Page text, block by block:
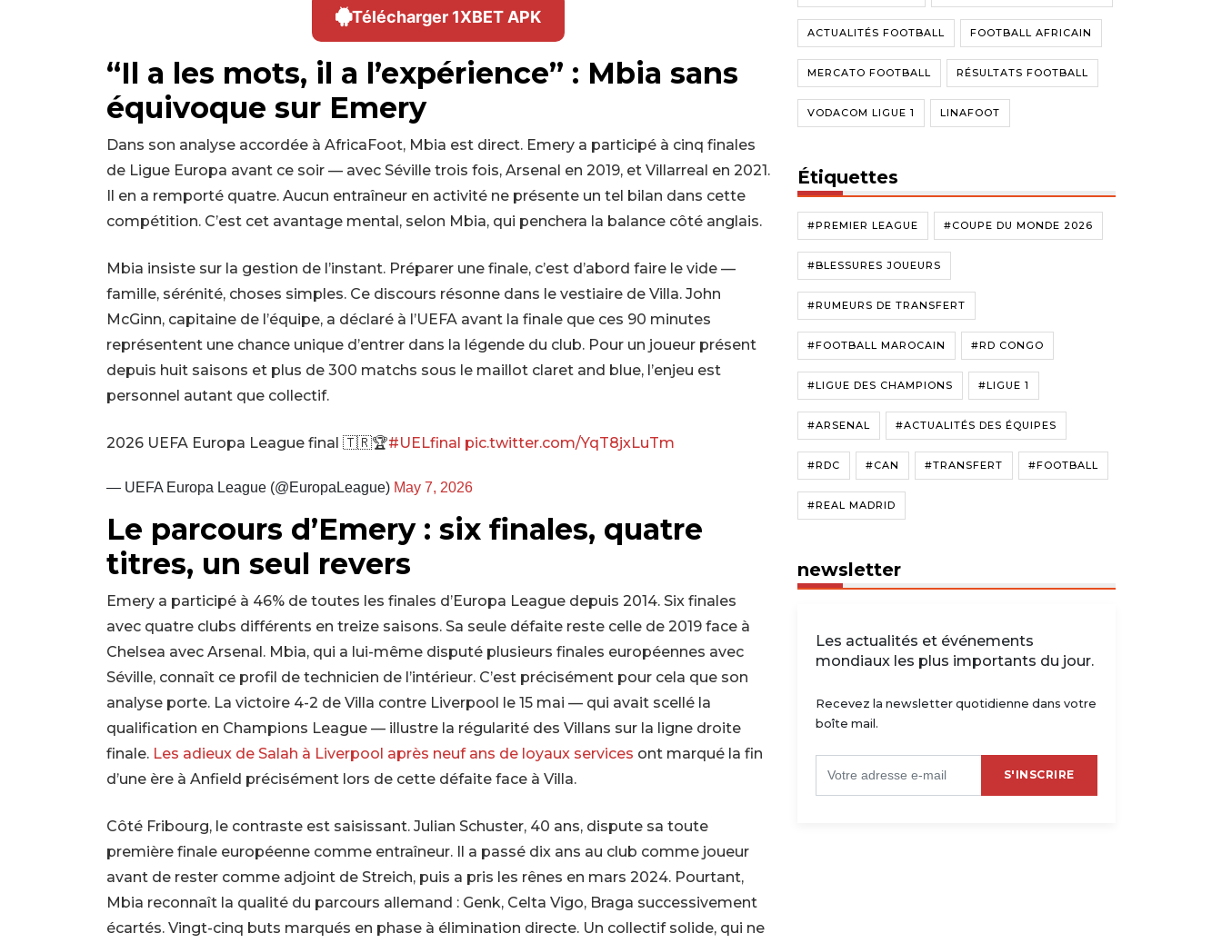
Télécharger 1XBET APK
“Il a les mots, il a l’expérience” : Mbia sans
équivoque sur Emery
Dans son analyse accordée à AfricaFoot, Mbia est direct. Emery a participé à cinq finales
de Ligue Europa avant ce soir — avec Séville trois fois, Arsenal en 2019, et Villarreal en 2021.
Il en a remporté quatre. Aucun entraîneur en activité ne présente un tel bilan dans cette
compétition. C’est cet avantage mental, selon Mbia, qui penchera la balance côté anglais.
Mbia insiste sur la gestion de l’instant. Préparer une finale, c’est d’abord faire le vide —
famille, sérénité, choses simples. Ce discours résonne dans le vestiaire de Villa. John
McGinn, capitaine de l’équipe, a déclaré à l’UEFA avant la finale que ces 90 minutes
représentent une chance unique d’entrer dans la légende du club. Pour un joueur présent
depuis huit saisons et plus de 300 matchs sous le maillot claret and blue, l’enjeu est
personnel autant que collectif.
2026 UEFA Europa League final 🇹🇷🏆#UELfinal pic.twitter.com/YqT8jxLuTm
— UEFA Europa League (@EuropaLeague) May 7, 2026
Le parcours d’Emery : six finales, quatre
titres, un seul revers
Emery a participé à 46% de toutes les finales d’Europa League depuis 2014. Six finales
avec quatre clubs différents en treize saisons. Sa seule défaite reste celle de 2019 face à
Chelsea avec Arsenal. Mbia, qui a lui-même disputé plusieurs finales européennes avec
Séville, connaît ce profil de technicien de l’intérieur. C’est précisément pour cela que son
analyse porte. La victoire 4-2 de Villa contre Liverpool le 15 mai — qui avait scellé la
qualification en Champions League — illustre la régularité des Villans sur la ligne droite
finale. Les adieux de Salah à Liverpool après neuf ans de loyaux services ont marqué la fin
d’une ère à Anfield précisément lors de cette défaite face à Villa.
Côté Fribourg, le contraste est saisissant. Julian Schuster, 40 ans, dispute sa toute
première finale européenne comme entraîneur. Il a passé dix ans au club comme joueur
avant de rester comme adjoint de Streich, puis a pris les rênes en mars 2024. Pourtant,
Mbia reconnaît la qualité du parcours allemand : Genk, Celta Vigo, Braga successivement
écartés. Vingt-cinq buts marqués en phase à élimination directe. Un collectif solide, qui ne
ACTUALITÉS FOOTBALL FOOTBALL AFRICAIN
MERCATO FOOTBALL RÉSULTATS FOOTBALL
VODACOM LIGUE 1 LINAFOOT
Étiquettes
#PREMIER LEAGUE #COUPE DU MONDE 2026
#BLESSURES JOUEURS
#RUMEURS DE TRANSFERT
#FOOTBALL MAROCAIN #RD CONGO
#LIGUE DES CHAMPIONS #LIGUE 1
#ARSENAL #ACTUALITÉS DES ÉQUIPES
#RDC #CAN #TRANSFERT #FOOTBALL
#REAL MADRID
newsletter
Les actualités et événements
mondiaux les plus importants du jour.
Recevez la newsletter quotidienne dans votre
boîte mail.
S'INSCRIRE